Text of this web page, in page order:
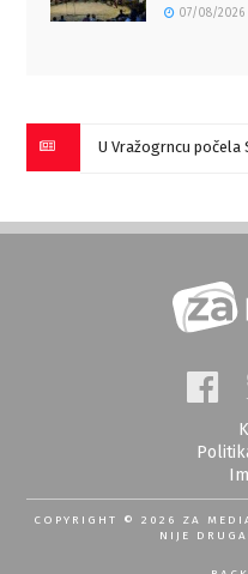
07/08/2026
COPYRIGHT © 2026 ZA
NIJE